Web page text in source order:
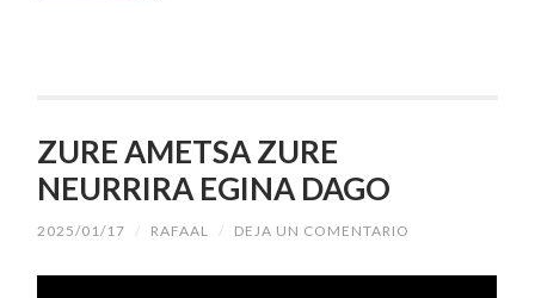
ZURE AMETSA ZURE
NEURRIRA EGINA DAGO
2025/01/17 / RAFAAL / DEJA UN COMENTARIO